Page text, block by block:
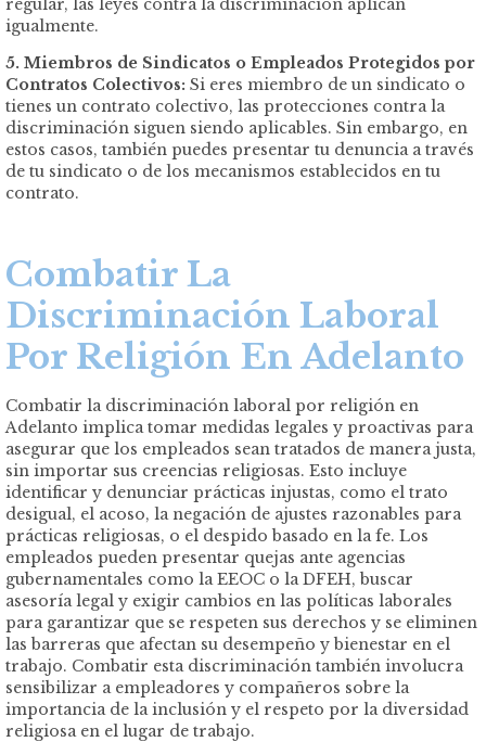
igualmente.
5. Miembros de Sindicatos o Empleados Protegidos por
Contratos Colectivos: Si eres miembro de un sindicato o
tienes un contrato colectivo, las protecciones contra la
discriminación siguen siendo aplicables. Sin embargo, en
estos casos, también puedes presentar tu denuncia a través
de tu sindicato o de los mecanismos establecidos en tu
contrato.
Combatir La
Discriminación Laboral
Por Religión En Adelanto
Combatir la discriminación laboral por religión en
Adelanto implica tomar medidas legales y proactivas para
asegurar que los empleados sean tratados de manera justa,
sin importar sus creencias religiosas. Esto incluye
identificar y denunciar prácticas injustas, como el trato
desigual, el acoso, la negación de ajustes razonables para
prácticas religiosas, o el despido basado en la fe. Los
empleados pueden presentar quejas ante agencias
gubernamentales como la EEOC o la DFEH, buscar
asesoría legal y exigir cambios en las políticas laborales
para garantizar que se respeten sus derechos y se eliminen
las barreras que afectan su desempeño y bienestar en el
trabajo. Combatir esta discriminación también involucra
sensibilizar a empleadores y compañeros sobre la
importancia de la inclusión y el respeto por la diversidad
religiosa en el lugar de trabajo.